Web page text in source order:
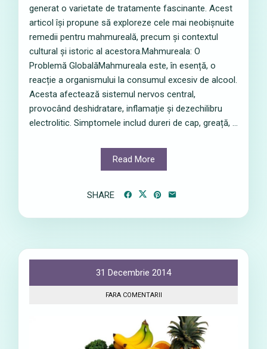
generat o varietate de tratamente fascinante. Acest
articol își propune să exploreze cele mai neobișnuite
remedii pentru mahmureală, precum și contextul
cultural și istoric al acestora.Mahmureala: O
Problemă GlobalăMahmureala este, în esență, o
reacție a organismului la consumul excesiv de alcool.
Acesta afectează sistemul nervos central,
provocând deshidratare, inflamație și dezechilibru
electrolitic. Simptomele includ dureri de cap, greață, ...
Read More
SHARE
31 Decembrie 2014
FARA COMENTARII